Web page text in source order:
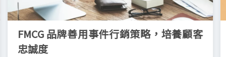
FMCG 品牌善用事件行銷策略，培養顧客
忠誠度